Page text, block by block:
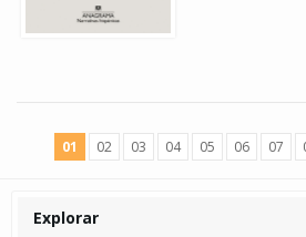
01 02 03 04 05 06 07
Explorar